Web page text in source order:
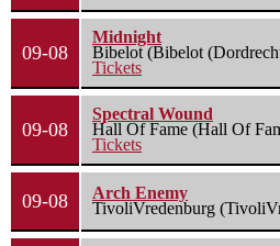
09-08
Midnight
Bibelot (Bibelot
Tickets
09-08
Spectral Wound
Hall Of Fame (Hall Of
Tickets
09-08
Arch Enemy
TivoliVredenburg